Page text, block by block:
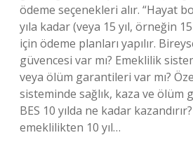
ödeme seçenekleri alır. “Hayat
yıla kadar (veya 15 yıl, örneğin
için ödeme planları yapılır.
güvencesi var mı? Emeklilik
veya ölüm garantileri var mı?
sisteminde sağlık, kaza ve ölüm
BES 10 yılda ne kadar
emeklilikten 10 yıl…